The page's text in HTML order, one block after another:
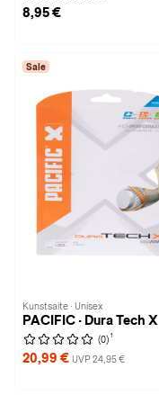
8,95 €
Sale
Kunstsaite · Unisex
PACIFIC · Dura Tech X
(0) 1
20,99 € UVP 24,95 €